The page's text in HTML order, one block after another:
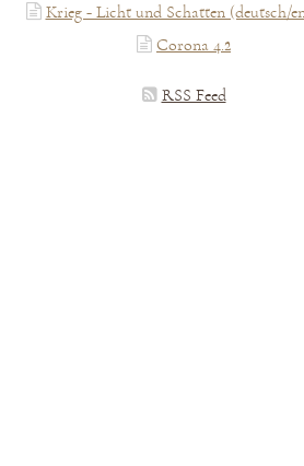
Krieg - Licht und Schatten (deutsch/
Corona 4.2
RSS Feed